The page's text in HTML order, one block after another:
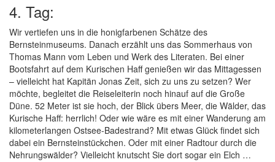
4. Tag:
Wir vertiefen uns in die honigfarbenen Schätze des
Bernsteinmuseums. Danach erzählt uns das Sommerhaus von
Thomas Mann vom Leben und Werk des Literaten. Bei einer
Bootsfahrt auf dem Kurischen Haff genießen wir das Mittagessen
– vielleicht hat Kapitän Jonas Zeit, sich zu uns zu setzen? Wer
möchte, begleitet die Reiseleiterin noch hinauf auf die Große
Düne. 52 Meter ist sie hoch, der Blick übers Meer, die Wälder, das
Kurische Haff: herrlich! Oder wie wäre es mit einer Wanderung am
kilometerlangen Ostsee-Badestrand? Mit etwas Glück findet sich
dabei ein Bernsteinstückchen. Oder mit einer Radtour durch die
Nehrungswälder? Vielleicht knutscht Sie dort sogar ein Elch …